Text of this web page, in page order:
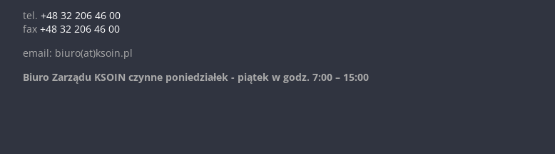
tel. +48 32 206 46 00
fax +48 32 206 46 00
email: biuro(at)ksoin.pl
Biuro Zarządu KSOIN czynne poniedziałek - piątek w godz. 7:00 – 15:00